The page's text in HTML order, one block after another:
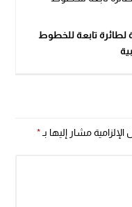
تابعة للخطوط
الإلزامية مشار إليها بـ*